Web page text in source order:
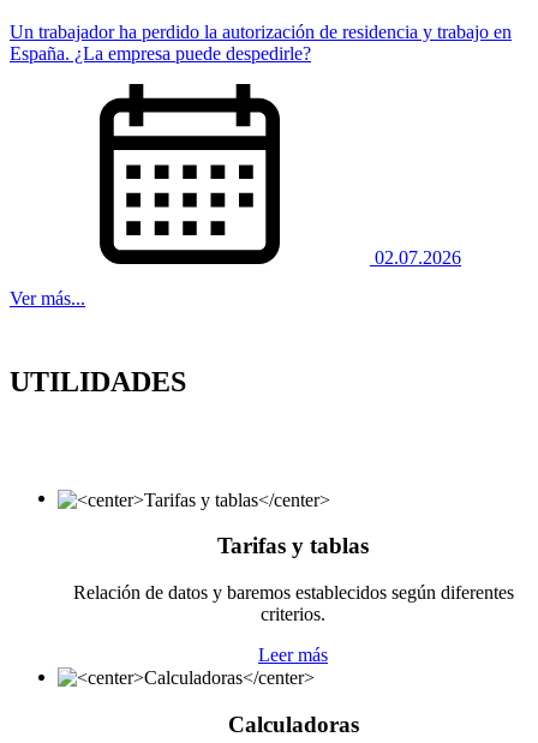
Un trabajador ha perdido la autorización de residencia y trabajo en
España. ¿La empresa puede despedirle?
02.07.2026
Ver más...
UTILIDADES
Tarifas y tablas
Relación de datos y baremos establecidos según diferentes
criterios.
Leer más
Calculadoras